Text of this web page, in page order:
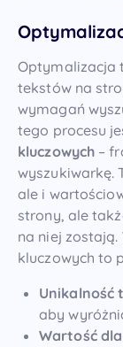
Optymalizacja
tekstów na
wymagań
tego procesu
kluczowych –
wyszukiwarkę.
ale i
strony, ale
na niej zostają.
kluczowych to
Unikalność
aby
Wartość